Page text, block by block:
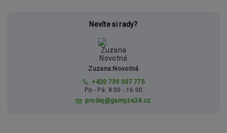
Nevíte si rady?
Zuzana Novotná
+420 739 007 775
Po - Pá: 8:00 - 16:00
prodej@garnyze24.cz